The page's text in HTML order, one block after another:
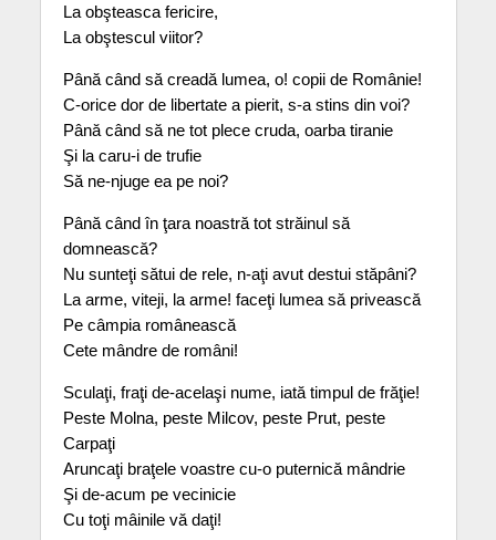
La obşteasca fericire,
La obştescul viitor?
Până când să creadă lumea, o! copii de Românie!
C-orice dor de libertate a pierit, s-a stins din voi?
Până când să ne tot plece cruda, oarba tiranie
Şi la caru-i de trufie
Să ne-njuge ea pe noi?
Până când în ţara noastră tot străinul să
domnească?
Nu sunteţi sătui de rele, n-aţi avut destui stăpâni?
La arme, viteji, la arme! faceţi lumea să privească
Pe câmpia românească
Cete mândre de români!
Sculaţi, fraţi de-acelaşi nume, iată timpul de frăţie!
Peste Molna, peste Milcov, peste Prut, peste
Carpaţi
Aruncaţi braţele voastre cu-o puternică mândrie
Şi de-acum pe vecinicie
Cu toţi mâinile vă daţi!